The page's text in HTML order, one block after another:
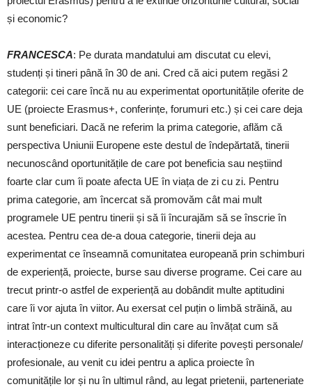
și economic?
FRANCESCA: Pe durata mandatului am discutat cu elevi,
studenți și tineri până în 30 de ani. Cred că aici putem regăsi 2
categorii: cei care încă nu au experimentat oportunitățile oferite de
UE (proiecte Erasmus+, conferințe, forumuri etc.) și cei care deja
sunt beneficiari. Dacă ne referim la prima categorie, aflăm că
perspectiva Uniunii Europene este destul de îndepărtată, tinerii
necunoscând oportunitățile de care pot beneficia sau neștiind
foarte clar cum îi poate afecta UE în viața de zi cu zi. Pentru
prima categorie, am încercat să promovăm cât mai mult
programele UE pentru tinerii și să îi încurajăm să se înscrie în
acestea. Pentru cea de-a doua categorie, tinerii deja au
experimentat ce înseamnă comunitatea europeană prin schimburi
de experiență, proiecte, burse sau diverse programe. Cei care au
trecut printr-o astfel de experiență au dobândit multe aptitudini
care îi vor ajuta în viitor. Au exersat cel puțin o limbă străină, au
intrat într-un context multicultural din care au învățat cum să
interacționeze cu diferite personalități și diferite povești personale/
profesionale, au venit cu idei pentru a aplica proiecte în
comunitățile lor și nu în ultimul rând, au legat prietenii, parteneriate